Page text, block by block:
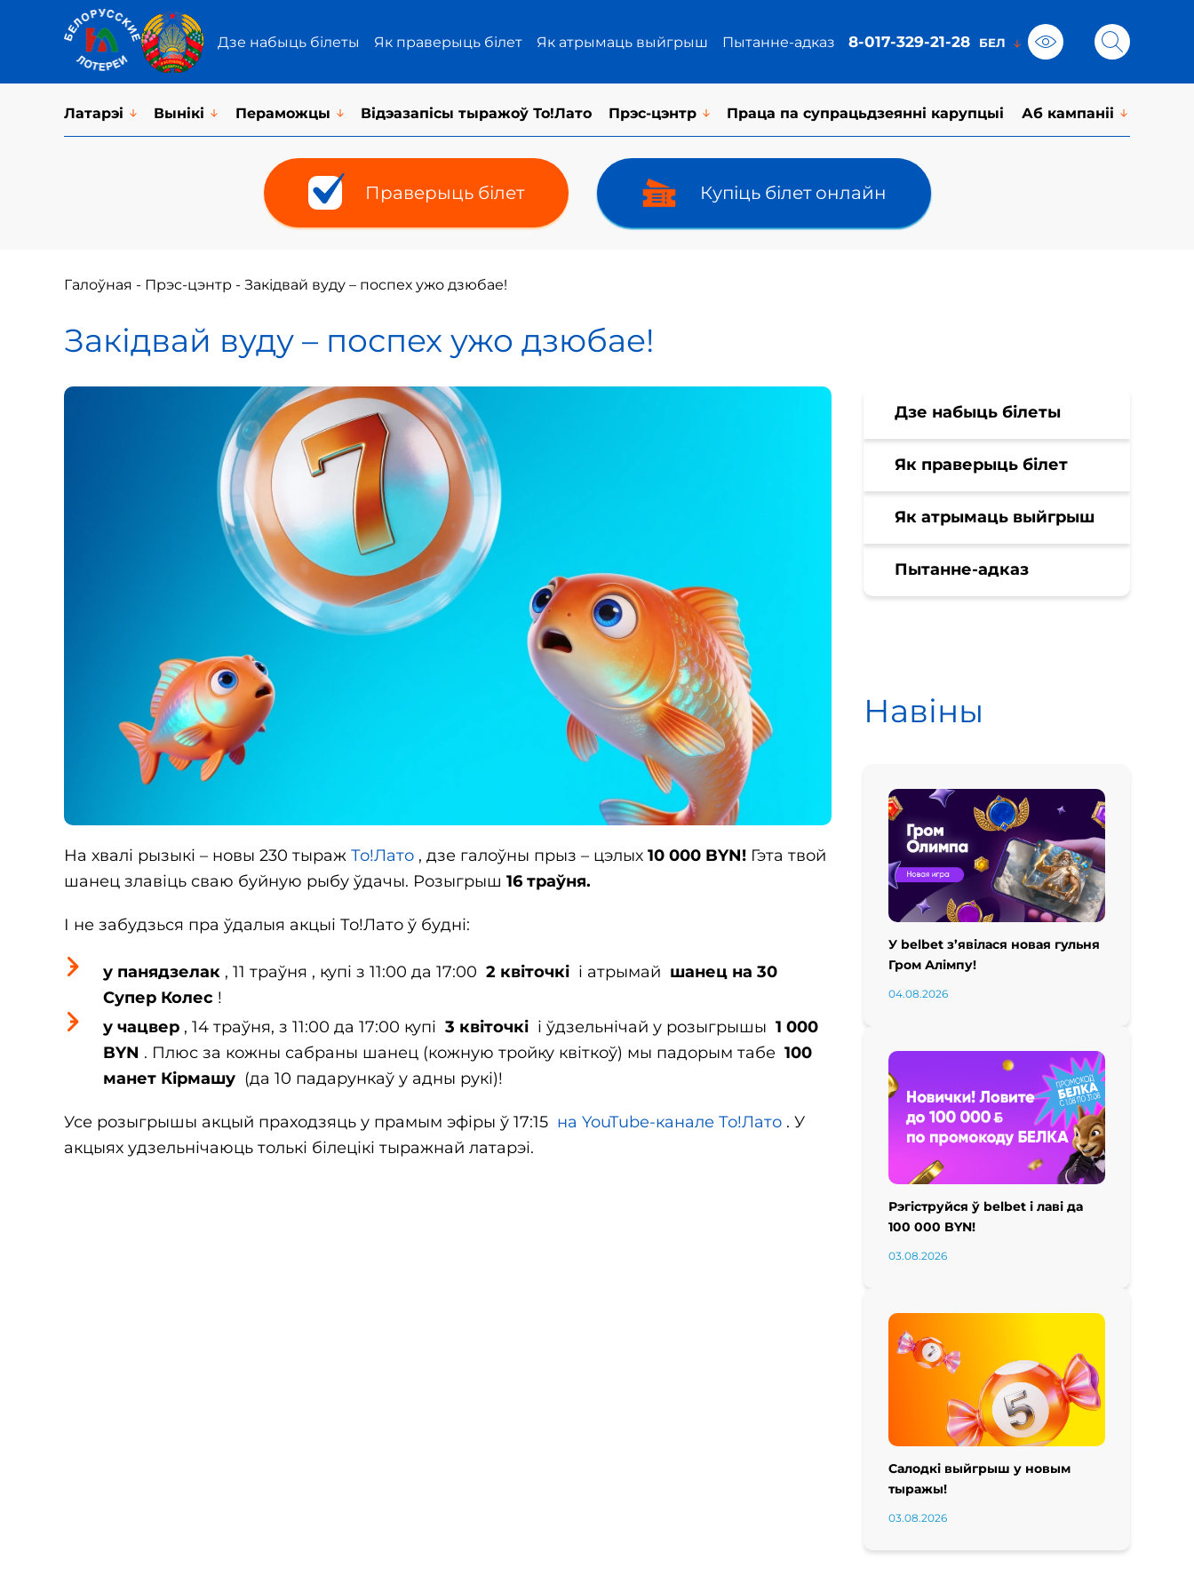
Дзе набыць білеты Як праверыць білет Як атрымаць выйгрыш Пытанне-адказ 8-017-329-21-28
Латарэi Вынікі Пераможцы Відэазапісы тыражоў То!Лато Прэс-цэнтр Праца па супрацьдзеянні карупцыі Аб кампаніі
Праверыць білет Купіць білет онлайн
Галоўная - Прэс-цэнтр - Закідвай вуду – поспех ужо дзюбае!
Закідвай вуду – поспех ужо дзюбае!
На хвалі рызыкі – новы 230 тыраж То!Лато , дзе галоўны прыз – цэлых 10 000 BYN! Гэта твой
шанец злавіць сваю буйную рыбу ўдачы. Розыгрыш 16 траўня.
І не забудзься пра ўдалыя акцыі То!Лато ў будні:
у панядзелак , 11 траўня , купі з 11:00 да 17:00 2 квіточкі і атрымай шанец на 30
Супер Колес !
у чацвер , 14 траўня, з 11:00 да 17:00 купі 3 квіточкі і ўдзельнічай у розыгрышы 1 000
BYN . Плюс за кожны сабраны шанец (кожную тройку квіткоў) мы падорым табе 100
манет Кірмашу (да 10 падарункаў у адны рукі)!
Усе розыгрышы акцый праходзяць у прамым эфіры ў 17:15 на YouTube-канале То!Лато . У
акцыях удзельнічаюць толькі білецікі тыражнай латарэі.
Дзе набыць білеты
Як праверыць білет
Як атрымаць выйгрыш
Пытанне-адказ
Навіны
У belbet з’явілася новая гульня
Гром Алімпу!
04.08.2026
Рэгіструйся ў belbet і лаві да
100 000 BYN!
03.08.2026
Салодкі выйгрыш у новым
тыражы!
03.08.2026